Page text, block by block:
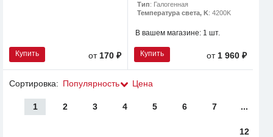
Купить от 170 ₽
Тип: Галогенная
Температура света, K: 4200K
В вашем магазине: 1 шт.
Купить от 1 960 ₽
Сортировка: Популярность Цена
1 2 3 4 5 6 7 ...
12